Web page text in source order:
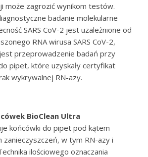
może zagrozić wynikom testów.
badanie molekularne
SARS CoV-2 jest uzależnione od
RNA wirusa SARS CoV-2,
przeprowadzenie badań przy
pipet, które uzyskały certyfikat
wykrywalnej RN-azy.
BioClean Ultra
końcówki do pipet pod kątem
zanieczyszczeń, w tym RN-azy i
ilościowego oznaczania